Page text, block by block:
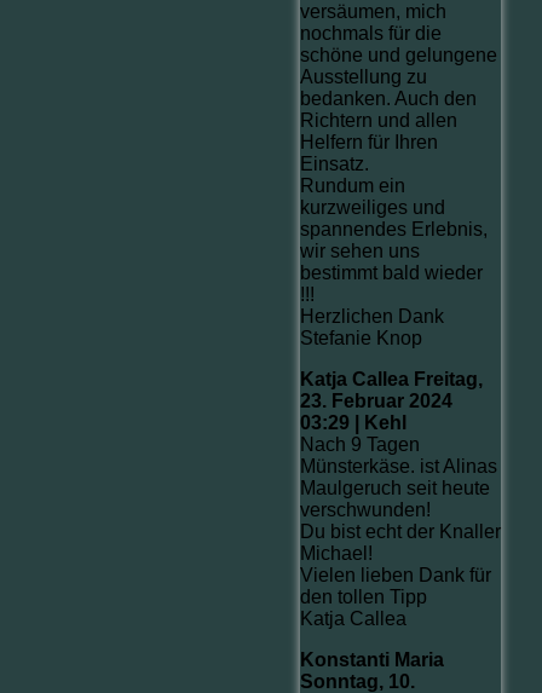
versäumen, mich
nochmals für die
schöne und gelungene
Ausstellung zu
bedanken. Auch den
Richtern und allen
Helfern für Ihren
Einsatz.
Rundum ein
kurzweiliges und
spannendes Erlebnis,
wir sehen uns
bestimmt bald wieder
!!!
Herzlichen Dank
Stefanie Knop
Katja Callea Freitag,
23. Februar 2024
03:29 | Kehl
Nach 9 Tagen
Münsterkäse. ist Alinas
Maulgeruch seit heute
verschwunden!
Du bist echt der Knaller
Michael!
Vielen lieben Dank für
den tollen Tipp
Katja Callea
Konstanti Maria
Sonntag, 10.